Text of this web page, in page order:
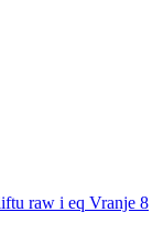
raw i eq Vranje 8